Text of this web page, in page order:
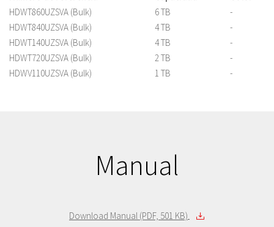
HDWT860UZSVA (Bulk)
6 TB
-
HDWT840UZSVA (Bulk)
4 TB
-
HDWT140UZSVA (Bulk)
4 TB
-
HDWT720UZSVA (Bulk)
2 TB
-
HDWV110UZSVA (Bulk)
1 TB -
Manual
Download Manual (PDF, 501 KB)